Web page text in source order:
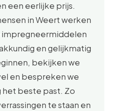
een eerlijke prijs.
in Weert werken
impregneermiddelen
en gelijkmatig
bekijken we
en bespreken we
beste past. Zo
te staan en